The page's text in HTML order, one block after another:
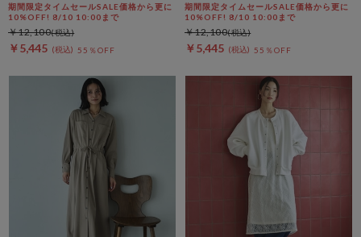
期間限定タイムセールSALE価格から更に
10%OFF! 8/10 10:00まで
￥5,445 55％OFF
￥12,100
期間限定タイムセールSALE価格から更に
10%OFF! 8/10 10:00まで
￥5,445 55％OFF
￥12,100